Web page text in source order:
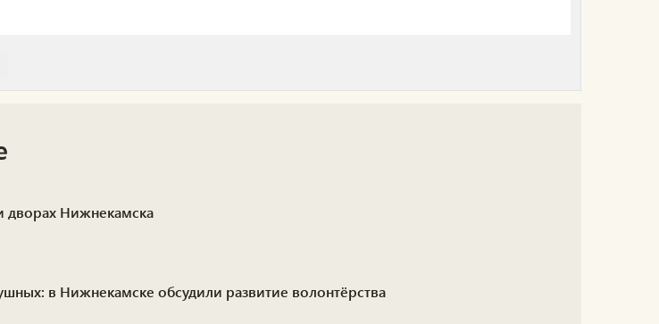
дворах Нижнекамска
в Нижнекамске обсудили развитие волонтёрства